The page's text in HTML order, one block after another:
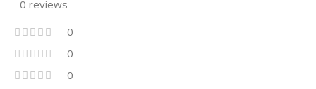
0 reviews
0
0
0